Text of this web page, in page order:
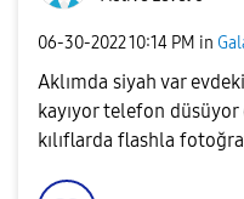
‎06-30-202210:14 PM in
Aklımda siyah var
kayıyor telefon
kılıflarda flashla